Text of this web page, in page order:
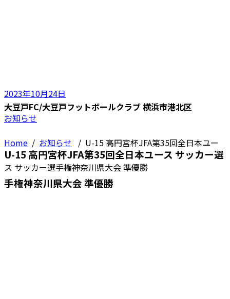
大豆戸FC/大豆戸フットボールクラブ 横浜市港北区
Home / お知らせ / U-15 高円宮杯JFA第35回全日本ユー
ス サッカー選手権神奈川県大会 準優勝
2023年10月24日
お知らせ
U-15 高円宮杯JFA第35回全日本ユース サッカー選
手権神奈川県大会 準優勝